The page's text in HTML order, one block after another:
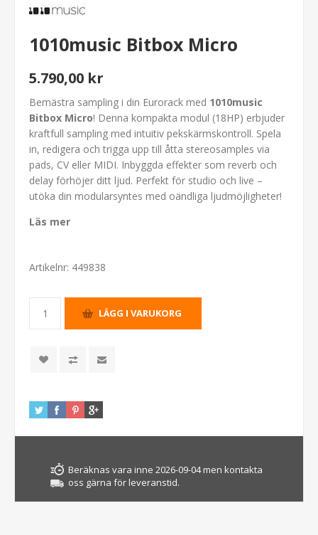
1010music Bitbox Micro
5.790,00 kr
Bemästra sampling i din Eurorack med 1010music
Bitbox Micro! Denna kompakta modul (18HP) erbjuder
kraftfull sampling med intuitiv pekskärmskontroll. Spela
in, redigera och trigga upp till åtta stereosamples via
pads, CV eller MIDI. Inbyggda effekter som reverb och
delay förhöjer ditt ljud. Perfekt för studio och live –
utöka din modularsyntes med oändliga ljudmöjligheter!
Läs mer
Artikelnr: 449838
Beräknas vara inne 2026-09-04 men kontakta
oss gärna för leveranstid.